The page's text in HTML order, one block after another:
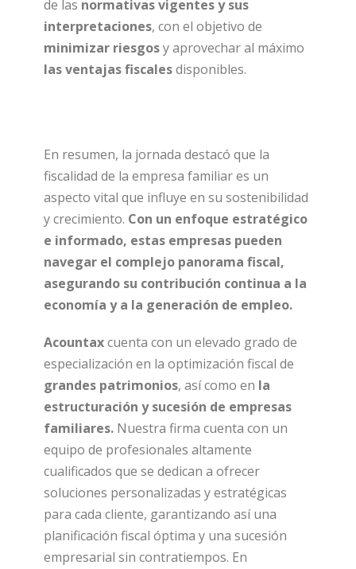
de las normativas vigentes y sus
interpretaciones, con el objetivo de
minimizar riesgosy aprovechar al máximo
las ventajas fiscalesdisponibles.
En resumen, la jornada destacó que la
fiscalidad de la empresa familiar es un
aspecto vital que influye en su sostenibilidad
y crecimiento. Con un enfoque estratégico
e informado, estas empresas pueden
navegar el complejo panorama fiscal,
asegurando su contribución continua a la
economía y a la generación de empleo.
Acountaxcuenta con un elevado grado de
especialización en la optimización fiscal de
grandes patrimonios, así como en la
estructuración y sucesión de empresas
familiares. Nuestra firma cuenta con un
equipo de profesionales altamente
cualificados que se dedican a ofrecer
soluciones personalizadas y estratégicas
para cada cliente, garantizando así una
planificación fiscal óptima y una sucesión
empresarial sin contratiempos. En